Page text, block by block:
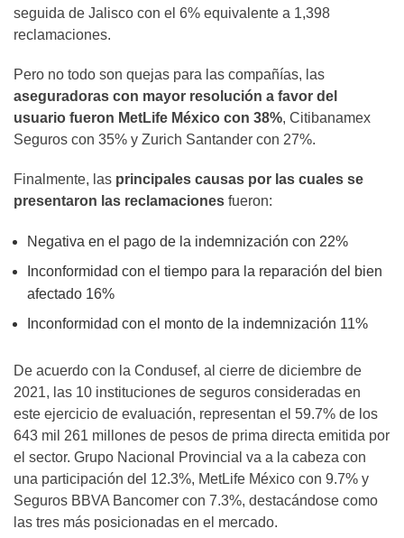
seguida de Jalisco con el 6% equivalente a 1,398
reclamaciones.
Pero no todo son quejas para las compañías, las
aseguradoras con mayor resolución a favor del
usuario fueron MetLife México con 38%, Citibanamex
Seguros con 35% y Zurich Santander con 27%.
Finalmente, las principales causas por las cuales se
presentaron las reclamaciones fueron:
Negativa en el pago de la indemnización con 22%
Inconformidad con el tiempo para la reparación del bien
afectado 16%
Inconformidad con el monto de la indemnización 11%
De acuerdo con la Condusef, al cierre de diciembre de
2021, las 10 instituciones de seguros consideradas en
este ejercicio de evaluación, representan el 59.7% de los
643 mil 261 millones de pesos de prima directa emitida por
el sector. Grupo Nacional Provincial va a la cabeza con
una participación del 12.3%, MetLife México con 9.7% y
Seguros BBVA Bancomer con 7.3%, destacándose como
las tres más posicionadas en el mercado.